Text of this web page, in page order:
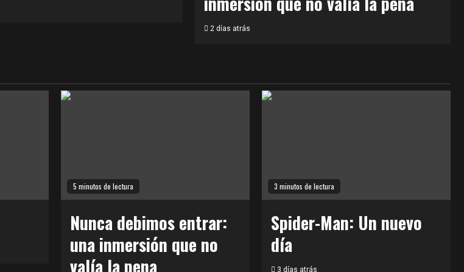
2 días atrás
5 minutos de lectura
Nunca debimos entrar:
una inmersión que no
valía la pena
3 minutos de lectura
Spider-Man: Un nuevo
día
3 días atrás